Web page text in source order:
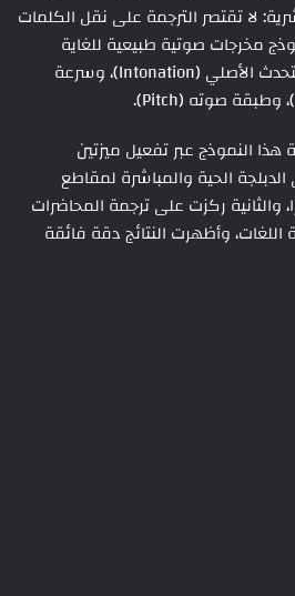
لا تقتصر الترجمة على نقل الكلمات
مخرجات صوتية طبيعية للغاية
تُحاكي نبرة صوت المتحدث الأصلي (Intonation)، وسرعة
النموذج عبر تفعيل ميزتين
الدبلجة الحية والمباشرة لمقاطع
والثانية ركزت على ترجمة المحاضرات
وأظهرت النتائج دقة فائقة